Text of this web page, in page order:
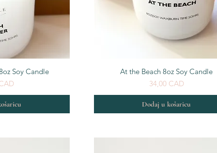
Soy Candle
Brzi pregled
At the Beach 8oz Soy Candle
Cijena
34,00 CAD
Dodaj u košaricu